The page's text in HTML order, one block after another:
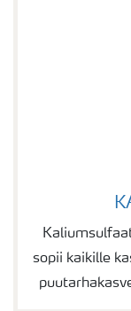
sopii kaikille